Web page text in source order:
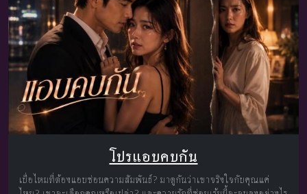
โปรแอบคบกัน
เบื่อไหมที่ต้องแอบซ่อนความสัมพันธ์? มาดูกันว่าเขาจริงใจกับคุณแค่